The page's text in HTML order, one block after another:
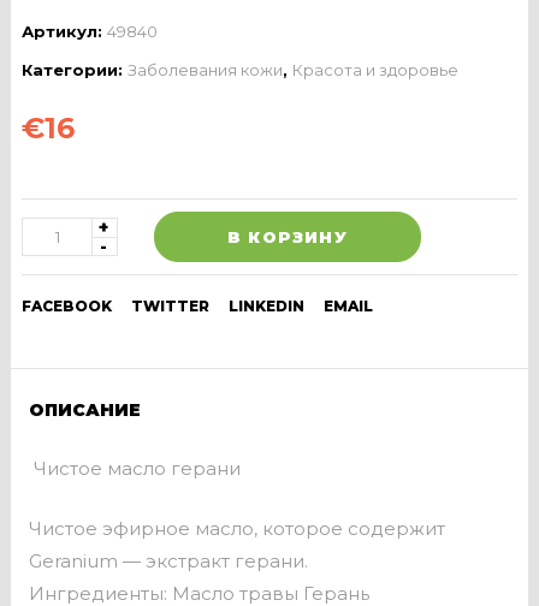
Артикул: 49840
Категории: Заболевания кожи, Красота и здоровье
€16
В КОРЗИНУ
FACEBOOK TWITTER LINKEDIN EMAIL
ОПИСАНИЕ
Чистое масло герани
Чистое эфирное масло, которое содержит
Geranium — экстракт герани.
Ингредиенты: Масло травы Герань